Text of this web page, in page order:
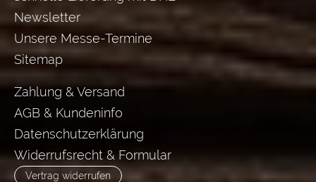
Newsletter
Unsere Messe-Termine
Sitemap
Zahlung & Versand
AGB & Kundeninfo
Datenschutzerklärung
Widerrufsrecht & Formular
Vertrag widerrufen